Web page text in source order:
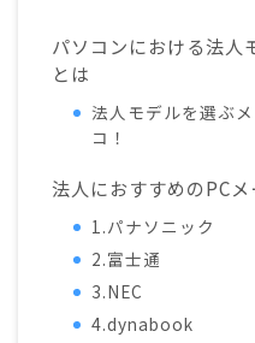
パソコンにおける法人
とは
法人モデルを選ぶ
コ！
法人におすすめのPC
1.パナソニック
2.富士通
3.NEC
4.dynabook